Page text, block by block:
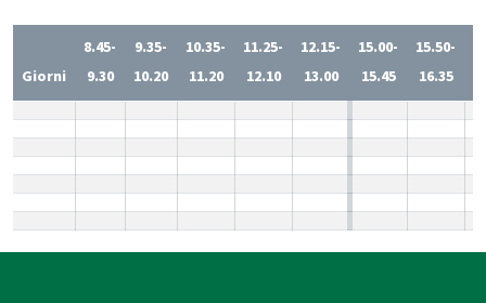
Giorni
8.45-
9.30
9.35-
10.20
10.35-
11.20
11.25-
12.10
12.15-
13.00
15.00-
15.45
15.50-
16.35